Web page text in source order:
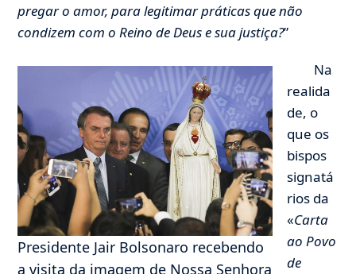
pregar o amor, para legitimar práticas que não
condizem com o Reino de Deus e sua justiça?”
Presidente Jair Bolsonaro recebendo
a visita da imagem de Nossa Senhora
Na
realida
de, o
que os
bispos
signatá
rios da
«Carta
ao Povo
de